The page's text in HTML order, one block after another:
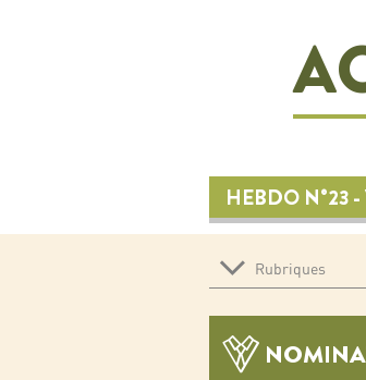
HEBDO N°23
Rubriques